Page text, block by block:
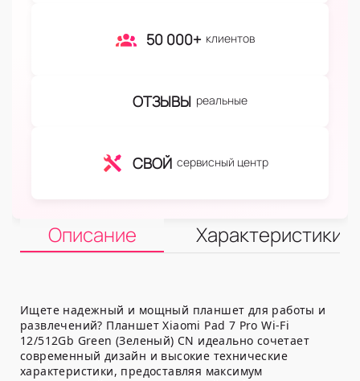
50 000+ клиентов
ОТЗЫВЫ реальные
СВОЙ сервисный центр
Описание Характеристики
Ищете надежный и мощный планшет для работы и
развлечений? Планшет Xiaomi Pad 7 Pro Wi-Fi
12/512Gb Green (Зеленый) CN идеально сочетает
современный дизайн и высокие технические
характеристики, предоставляя максимум